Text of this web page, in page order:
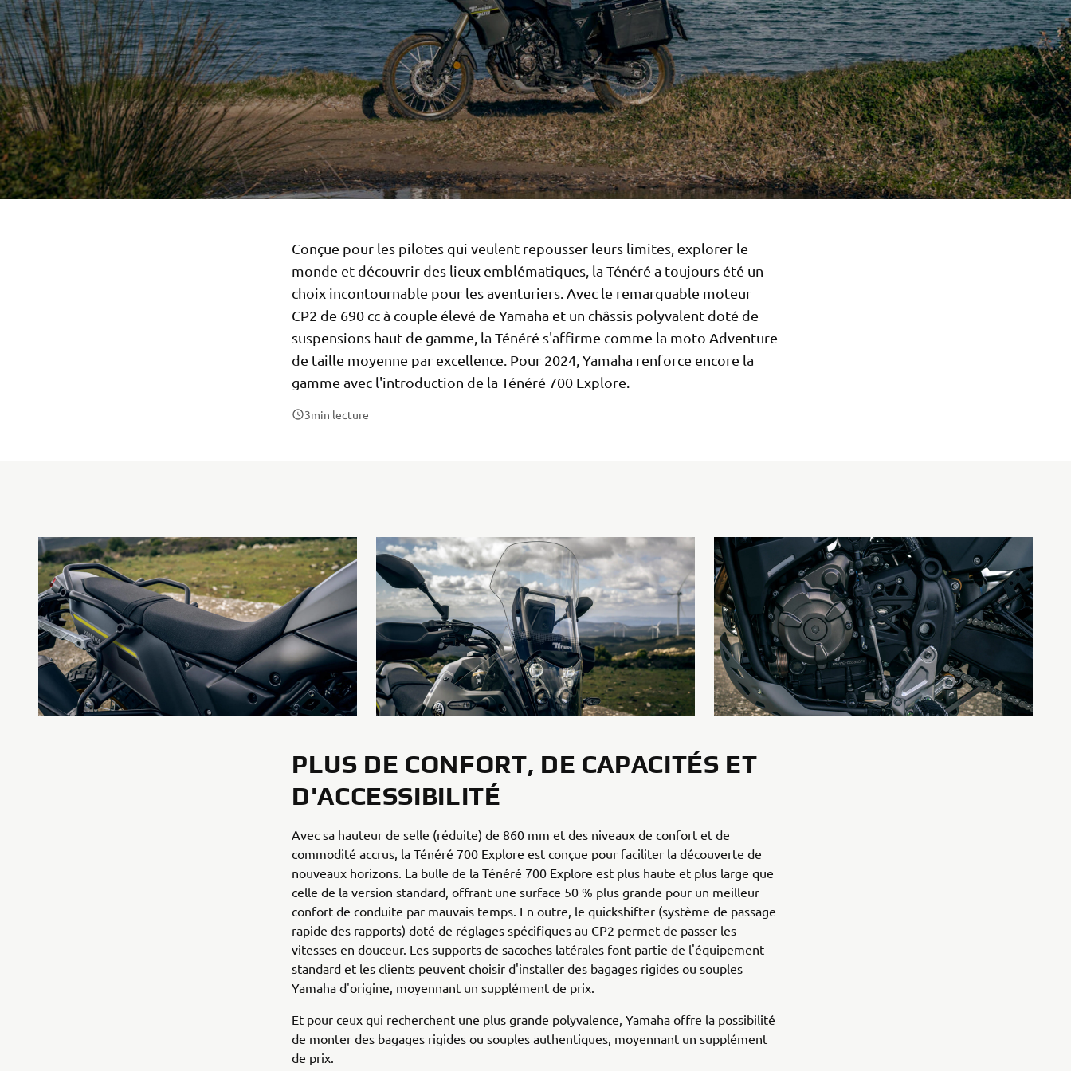
Conçue pour les pilotes qui veulent repousser leurs limites, explorer le
monde et découvrir des lieux emblématiques, la Ténéré a toujours été un
choix incontournable pour les aventuriers. Avec le remarquable moteur
CP2 de 690 cc à couple élevé de Yamaha et un châssis polyvalent doté de
suspensions haut de gamme, la Ténéré s'affirme comme la moto Adventure
de taille moyenne par excellence. Pour 2024, Yamaha renforce encore la
gamme avec l'introduction de la Ténéré 700 Explore.
3min lecture
PLUS DE CONFORT, DE CAPACITÉS ET
D'ACCESSIBILITÉ
Avec sa hauteur de selle (réduite) de 860 mm et des niveaux de confort et de
commodité accrus, la Ténéré 700 Explore est conçue pour faciliter la découverte de
nouveaux horizons. La bulle de la Ténéré 700 Explore est plus haute et plus large que
celle de la version standard, offrant une surface 50 % plus grande pour un meilleur
confort de conduite par mauvais temps. En outre, le quickshifter (système de passage
rapide des rapports) doté de réglages spécifiques au CP2 permet de passer les
vitesses en douceur. Les supports de sacoches latérales font partie de l'équipement
standard et les clients peuvent choisir d'installer des bagages rigides ou souples
Yamaha d'origine, moyennant un supplément de prix.
Et pour ceux qui recherchent une plus grande polyvalence, Yamaha offre la possibilité
de monter des bagages rigides ou souples authentiques, moyennant un supplément
de prix.